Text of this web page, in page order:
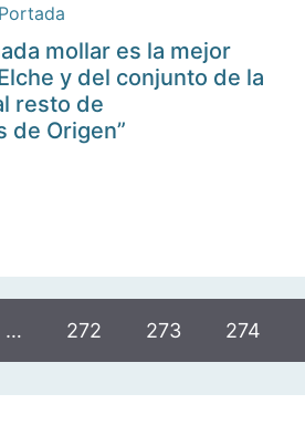
Portada
mollar es la mejor
y del conjunto de la
resto de
de Origen”
… 272 273 274